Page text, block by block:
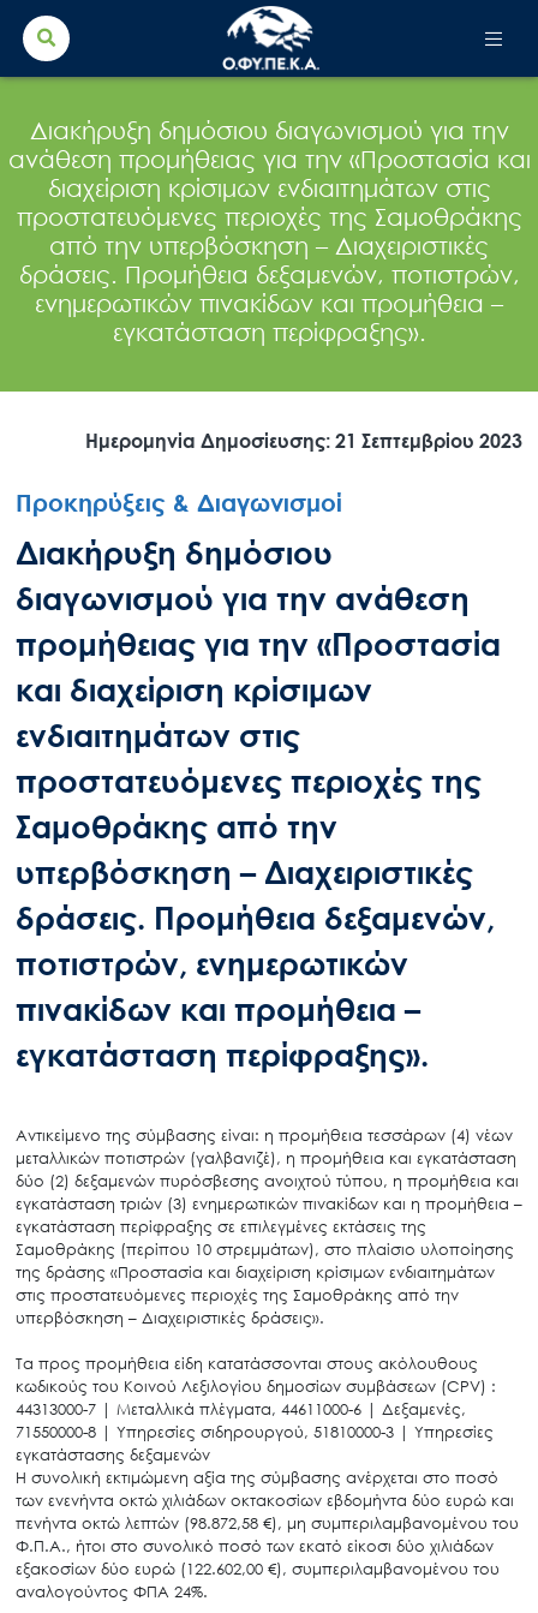
Search
for:
Διακήρυξη δημόσιου διαγωνισμού για την
ανάθεση προμήθειας για την «Προστασία και
διαχείριση κρίσιμων ενδιαιτημάτων στις
προστατευόμενες περιοχές της Σαμοθράκης
από την υπερβόσκηση – Διαχειριστικές
δράσεις. Προμήθεια δεξαμενών, ποτιστρών,
ενημερωτικών πινακίδων και προμήθεια –
εγκατάσταση περίφραξης».
Ημερομηνία Δημοσίευσης: 21 Σεπτεμβρίου 2023
Προκηρύξεις & Διαγωνισμοί
Διακήρυξη δημόσιου
διαγωνισμού για την ανάθεση
προμήθειας για την «Προστασία
και διαχείριση κρίσιμων
ενδιαιτημάτων στις
προστατευόμενες περιοχές της
Σαμοθράκης από την
υπερβόσκηση – Διαχειριστικές
δράσεις. Προμήθεια δεξαμενών,
ποτιστρών, ενημερωτικών
πινακίδων και προμήθεια –
εγκατάσταση περίφραξης».
Αντικείμενο της σύμβασης είναι: η προμήθεια τεσσάρων (4) νέων
μεταλλικών ποτιστρών (γαλβανιζέ), η προμήθεια και εγκατάσταση
δύο (2) δεξαμενών πυρόσβεσης ανοιχτού τύπου, η προμήθεια και
εγκατάσταση τριών (3) ενημερωτικών πινακίδων και η προμήθεια –
εγκατάσταση περίφραξης σε επιλεγμένες εκτάσεις της
Σαμοθράκης (περίπου 10 στρεμμάτων), στο πλαίσιο υλοποίησης
της δράσης «Προστασία και διαχείριση κρίσιμων ενδιαιτημάτων
στις προστατευόμενες περιοχές της Σαμοθράκης από την
υπερβόσκηση – Διαχειριστικές δράσεις».
Τα προς προμήθεια είδη κατατάσσονται στους ακόλουθους
κωδικούς του Κοινού Λεξιλογίου δημοσίων συμβάσεων (CPV) :
44313000-7 | Μεταλλικά πλέγματα, 44611000-6 | Δεξαμενές,
71550000-8 | Υπηρεσίες σιδηρουργού, 51810000-3 | Υπηρεσίες
εγκατάστασης δεξαμενών
Η συνολική εκτιμώμενη αξία της σύμβασης ανέρχεται στο ποσό
των ενενήντα οκτώ χιλιάδων οκτακοσίων εβδομήντα δύο ευρώ και
πενήντα οκτώ λεπτών (98.872,58 €), μη συμπεριλαμβανομένου του
Φ.Π.Α., ήτοι στο συνολικό ποσό των εκατό είκοσι δύο χιλιάδων
εξακοσίων δύο ευρώ (122.602,00 €), συμπεριλαμβανομένου του
αναλογούντος ΦΠΑ 24%.